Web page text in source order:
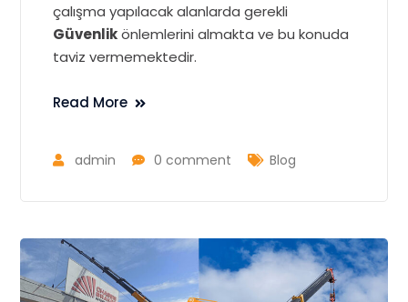
çalışma yapılacak alanlarda gerekli
Güvenlikönlemlerini almakta ve bu konuda
taviz vermemektedir.
Read More
admin 0 comment Blog